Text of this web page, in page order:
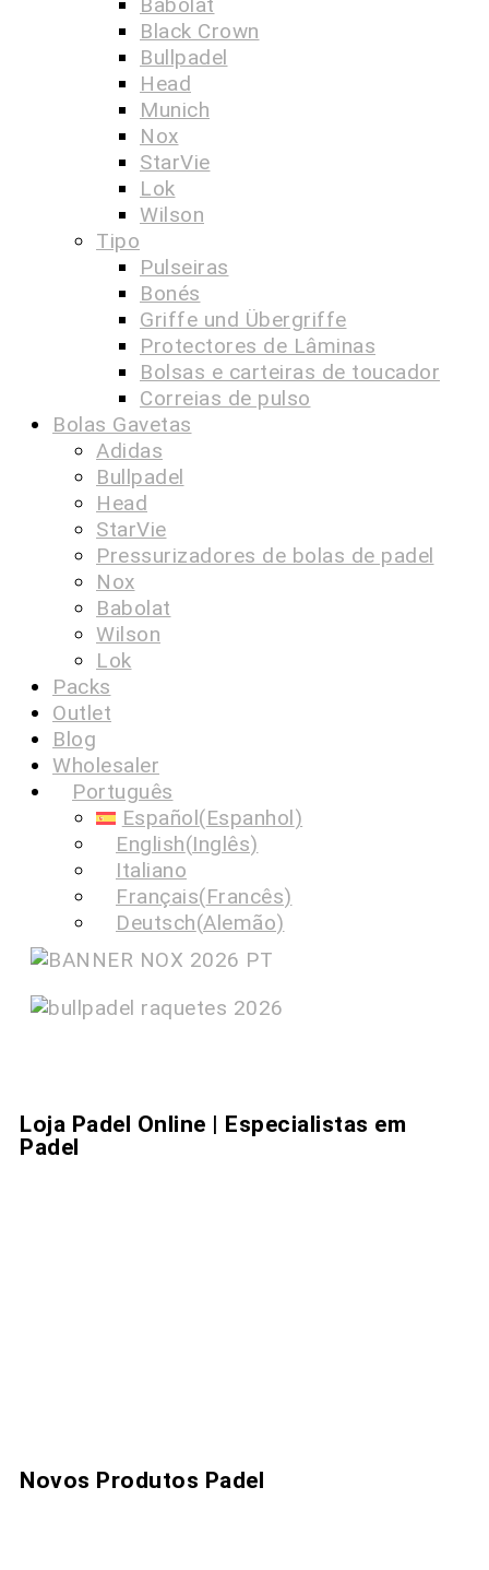
Black Crown
Bullpadel
Head
Munich
Nox
StarVie
Lok
Wilson
Tipo
Pulseiras
Bonés
Griffe und Übergriffe
Protectores de Lâminas
Bolsas e carteiras de toucador
Correias de pulso
Bolas Gavetas
Adidas
Bullpadel
Head
StarVie
Pressurizadores de bolas de padel
Nox
Babolat
Wilson
Lok
Packs
Outlet
Blog
Wholesaler
Português
Español(Espanhol)
English(Inglês)
Italiano
Français(Francês)
Deutsch(Alemão)
Nederlands(Holandês
Loja Padel Online | Especialistas em
Padel
Novos Produtos Padel